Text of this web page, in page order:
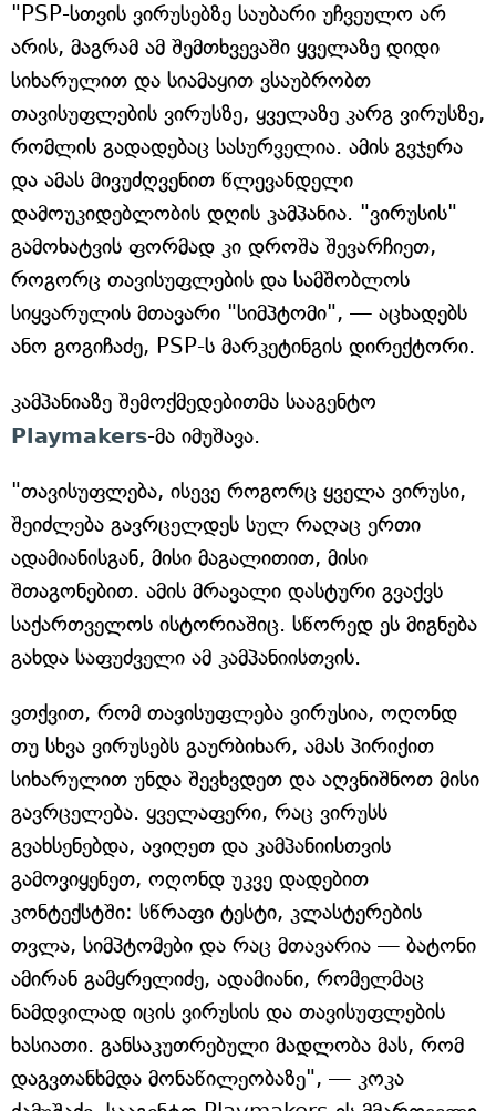
"PSP-სთვის ვირუსებზე საუბარი უჩვეულო არ
არის, მაგრამ ამ შემთხვევაში ყველაზე დიდი
სიხარულით და სიამაყით ვსაუბრობთ
თავისუფლების ვირუსზე, ყველაზე კარგ ვირუსზე,
რომლის გადადებაც სასურველია. ამის გვჯერა
და ამას მივუძღვენით წლევანდელი
დამოუკიდებლობის დღის კამპანია. "ვირუსის"
გამოხატვის ფორმად კი დროშა შევარჩიეთ,
როგორც თავისუფლების და სამშობლოს
სიყვარულის მთავარი "სიმპტომი", — აცხადებს
ანო გოგიჩაძე, PSP-ს მარკეტინგის დირექტორი.
კამპანიაზე შემოქმედებითმა სააგენტო
Playmakers-მა იმუშავა.
"თავისუფლება, ისევე როგორც ყველა ვირუსი,
შეიძლება გავრცელდეს სულ რაღაც ერთი
ადამიანისგან, მისი მაგალითით, მისი
შთაგონებით. ამის მრავალი დასტური გვაქვს
საქართველოს ისტორიაშიც. სწორედ ეს მიგნება
გახდა საფუძველი ამ კამპანიისთვის.
ვთქვით, რომ თავისუფლება ვირუსია, ოღონდ
თუ სხვა ვირუსებს გაურბიხარ, ამას პირიქით
სიხარულით უნდა შევხვდეთ და აღვნიშნოთ მისი
გავრცელება. ყველაფერი, რაც ვირუსს
გვახსენებდა, ავიღეთ და კამპანიისთვის
გამოვიყენეთ, ოღონდ უკვე დადებით
კონტექსტში: სწრაფი ტესტი, კლასტერების
თვლა, სიმპტომები და რაც მთავარია — ბატონი
ამირან გამყრელიძე, ადამიანი, რომელმაც
ნამდვილად იცის ვირუსის და თავისუფლების
ხასიათი. განსაკუთრებული მადლობა მას, რომ
დაგვთანხმდა მონაწილეობაზე", — კოკა